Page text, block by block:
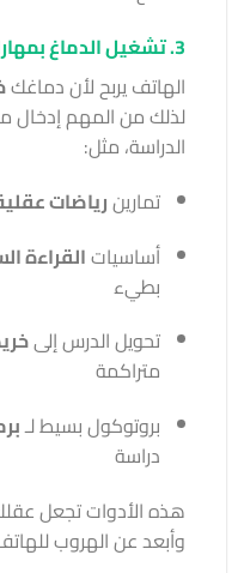
3. تشغيل الدماغ بمهارات تنشيط بدل سحب الهاتف
الهاتف يربح لأن دماغك
لذلك من المهم إدخال
الدراسة، مثل:
تمارينرياضات
أساسياتالقراءة
بطيء
تحويل الدرس إلى
متراكمة
بروتوكول بسيط لـ
دراسة
هذه الأدوات تجعل
وأبعد عن الهروب